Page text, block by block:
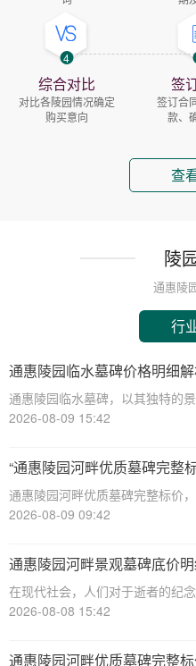
4
综合对比
对比各陵园情况确定
购买意向
签
签订合
款、
查
陵
通惠陵
行
通惠陵园临水墓碑价格明细
维护费用承担政策及专属福
通惠陵园临水墓碑，以其独特的
深厚的文化内涵，成为众多家属的
构成、园区景观维护费用承担情况
属可享受的相关福利，为您提供
参考。☎
2026-08-09 15:42
“通惠陵园河畔优质墓碑完整
景观无需额外加价：性价比之
析”
通惠陵园河畔优质墓碑完整标价
无需额外加价：性价比之选深度
死亡和丧葬的思考越来越深入，选
适的墓地和墓碑成为许多家庭的重
2026-08-09 09:42
通惠陵园河畔景观墓碑底价
护费用无需额外支付详解
在现代社会，人们对于逝者的纪
更多的选择和需求。通惠陵园作为
的服务，其中河畔景观墓碑因其独
2026-08-08 15:42
通惠陵园河畔优质墓碑完整